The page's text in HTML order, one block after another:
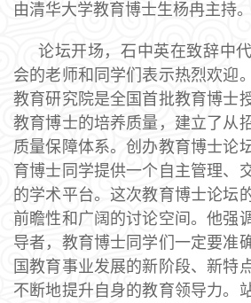
由清华大学教育博士生杨冉主持。
论坛开场，石中英在致辞中
会的老师和同学们表示热烈欢迎
教育研究院是全国首批教育博士
教育博士的培养质量，建立了从
质量保障体系。创办教育博士论
育博士同学提供一个自主管理、
的学术平台。这次教育博士论坛
前瞻性和广阔的讨论空间。他强
导者，教育博士同学们一定要准
国教育事业发展的新阶段、新特
不断地提升自身的教育领导力。